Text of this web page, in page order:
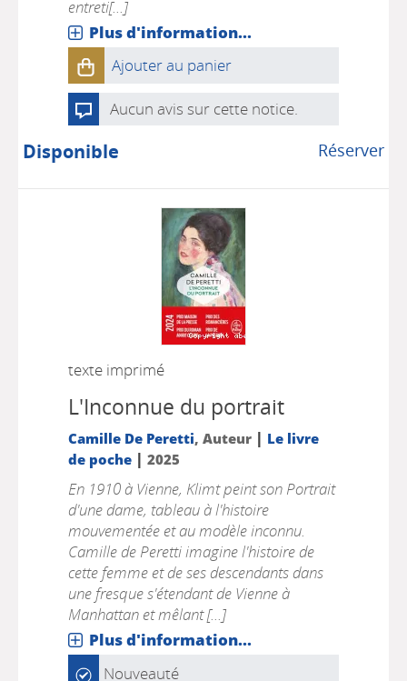
entreti[...]
Plus d'information...
Ajouter au panier
Aucun avis sur cette notice.
Réserver
Disponible
texte imprimé
L'Inconnue du portrait
Camille De Peretti, Auteur | Le livre
de poche| 2025
En 1910 à Vienne, Klimt peint son Portrait
d'une dame, tableau à l'histoire
mouvementée et au modèle inconnu.
Camille de Peretti imagine l'histoire de
cette femme et de ses descendants dans
une fresque s'étendant de Vienne à
Manhattan et mêlant [...]
Plus d'information...
Nouveauté